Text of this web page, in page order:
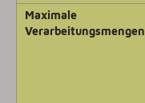
Maximale
Verarbeitungsmengen